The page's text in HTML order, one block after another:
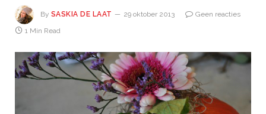
By SASKIA DE LAAT 29 oktober 2013
Geen reacties
1 Min Read